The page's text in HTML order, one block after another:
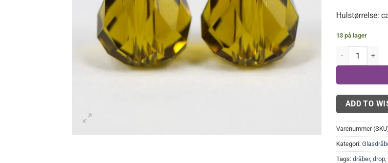
Hulstørrelse:
13 på lager
Olivine facet
ADD TO
Varenummer
Kategori:
Tags: dråber, drop,